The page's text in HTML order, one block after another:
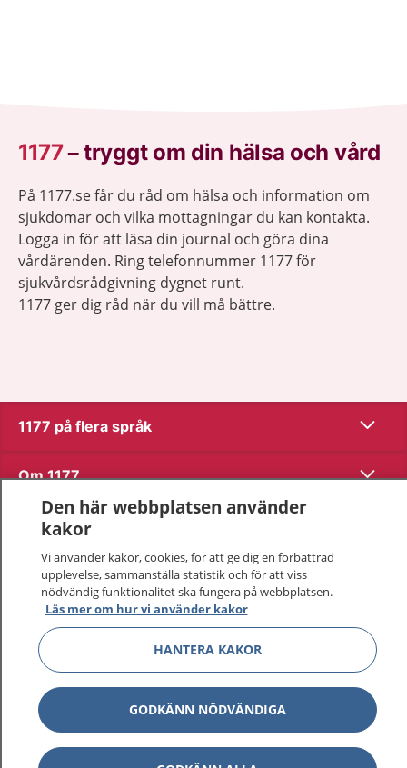
1177–tryggt om din hälsa och vård
På 1177.se får du råd om hälsa och information om
sjukdomar och vilka mottagningar du kan kontakta.
Logga in för att läsa din journal och göra dina
vårdärenden. Ring telefonnummer 1177 för
sjukvårdsrådgivning dygnet runt.
1177 ger dig råd när du vill må bättre.
1177 på flera språk Visa
Om 1177 Visa
Kontakt
Behandling av personuppgifter
Hantering av kakor
Inställningar för kakor
1177 – en tjänst frånInera.
Den här webbplatsen använder
kakor
Vi använder kakor, cookies, för att ge dig en förbättrad
upplevelse, sammanställa statistik och för att viss
nödvändig funktionalitet ska fungera på webbplatsen.
Läs mer om hur vi använder kakor
HANTERA KAKOR
GODKÄNN NÖDVÄNDIGA